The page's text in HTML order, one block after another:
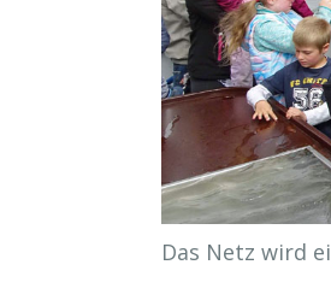
Das Netz wird